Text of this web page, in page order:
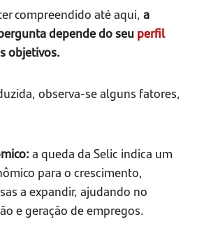
compreendido até aqui, a
depende do seu perfil
objetivos.
observa-se alguns fatores,
a queda da Selic indica um
para o crescimento,
a expandir, ajudando no
e geração de empregos.